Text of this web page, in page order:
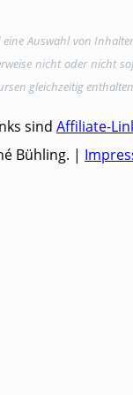
eine Auswahl von
nicht oder nicht
gleichzeitig
sind Affiliate-
Bühling. |